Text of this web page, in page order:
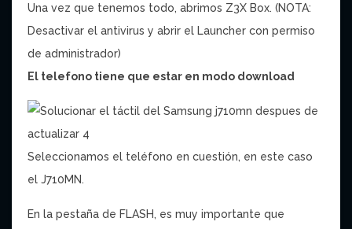
Una vez que tenemos todo, abrimos Z3X Box. (NOTA:
Desactivar el antivirus y abrir el Launcher con permiso
de administrador)
El telefono tiene que estar en modo download
Seleccionamos el teléfono en cuestión, en este caso
el J710MN.
En la pestaña de FLASH, es muy importante que